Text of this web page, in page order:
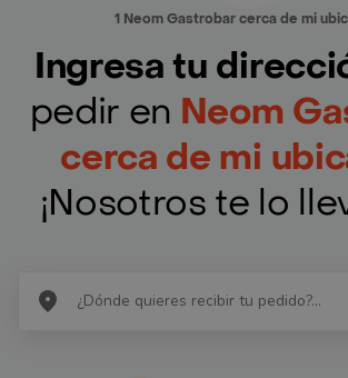
1 Neom Gastrobar cerca de mi
Ingresa tu
pedir en Neom
cerca de mi
¡Nosotros te lo